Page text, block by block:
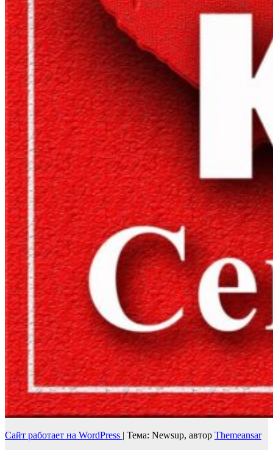
Сайт работает на WordPress | Тема: Newsup, автор Themeansar